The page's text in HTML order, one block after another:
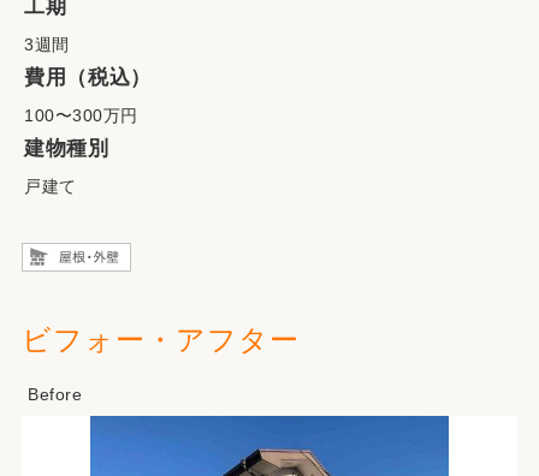
工期
3週間
費用（税込）
100〜300万円
建物種別
戸建て
ビフォー・アフター